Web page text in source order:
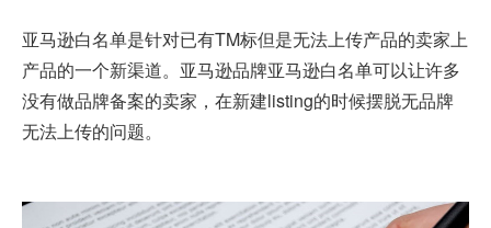
亚马逊白名单是针对已有TM标但是无法上传产品的卖家上
产品的一个新渠道。亚马逊品牌亚马逊白名单可以让许多
没有做品牌备案的卖家，在新建listing的时候摆脱无品牌
无法上传的问题。